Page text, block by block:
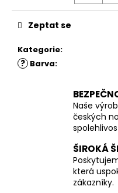
Kategorie:
? Barva:
Zeptat se
Naše
českých
ŠIROKÁ
která
zákazníky.